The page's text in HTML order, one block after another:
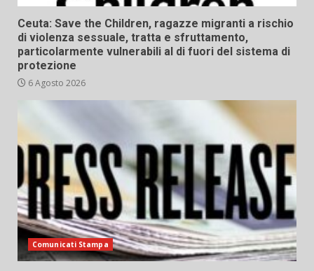
Ceuta: Save the Children, ragazze migranti a rischio
di violenza sessuale, tratta e sfruttamento,
particolarmente vulnerabili al di fuori del sistema di
protezione
6 Agosto 2026
Comunicati Stampa